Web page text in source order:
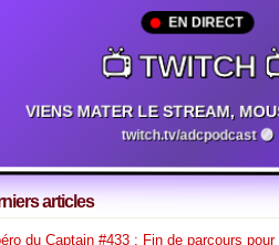
EN DIRECT
📺 TWITCH
VIENS MATER LE STREAM,
twitch.tv/adcpodcast 🟣
articles
du Captain #433 : Fin de parcours pour